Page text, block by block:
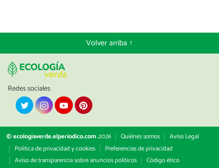
Volver arriba ↑
Redes sociales
© ecologiaverde.elperiodico.com2026 Quiénes somos
Aviso Legal
Política de privacidad y cookies
Preferencias de privacidad
Aviso de transparencia sobre anuncios políticos
Código ético